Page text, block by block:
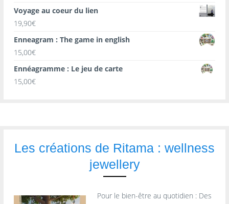
Voyage au coeur du lien
19,90€
Enneagram : The game in english
15,00€
Ennéagramme : Le jeu de carte
15,00€
Les créations de Ritama : wellness
jewellery
Pour le bien-être au quotidien : Des